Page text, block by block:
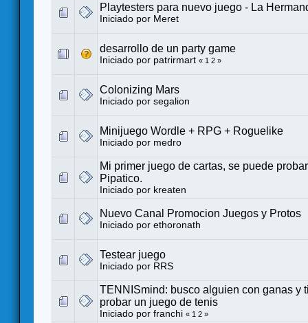
Playtesters para nuevo juego - La
Iniciado por Meret
desarrollo de un party game
Iniciado por patrirmart « 1 2 »
Colonizing Mars
Iniciado por segalion
Minijuego Wordle + RPG + Roguelike
Iniciado por medro
Mi primer juego de cartas, se puede
Pipatico.
Iniciado por kreaten
Nuevo Canal Promocion Juegos y Protos
Iniciado por ethoronath
Testear juego
Iniciado por RRS
TENNISmind: busco alguien con ganas y
probar un juego de tenis
Iniciado por franchi « 1 2 »